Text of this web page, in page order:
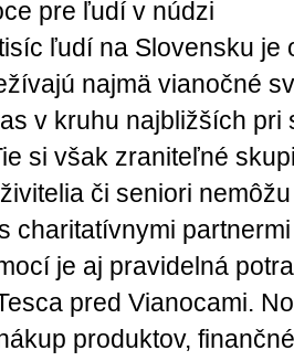
pre ľudí v núdzi
ľudí na Slovensku je
najmä vianočné
v kruhu najbližších pri
si však zraniteľné
či seniori
charitatívnymi
je aj pravidelná
pred Vianocami.
produktov,